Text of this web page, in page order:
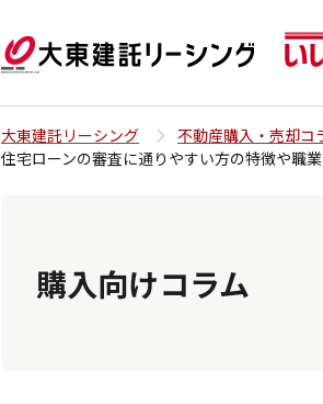
大東建託リーシング 不動産購入・売却コ
住宅ローンの審査に通りやすい方の特徴や職
購入向けコラム